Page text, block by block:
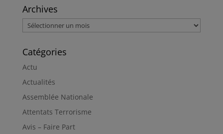
Archives
Archives
Catégories
Actu
Actualités
Assemblée Nationale
Attentats Terrorisme
Avis – Faire Part